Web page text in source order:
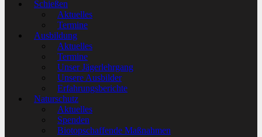
Schießen
Aktuelles
Termine
Ausbildung
Aktuelles
Termine
Unser Jägerlehrgang
Unsere Ausbilder
Erfahrungsberichte
Naturschutz
Aktuelles
Spenden
Biotopschaffende Maßnahmen